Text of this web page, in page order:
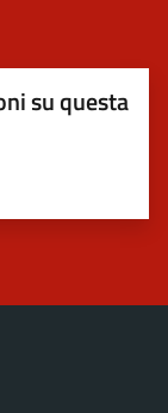
su questa